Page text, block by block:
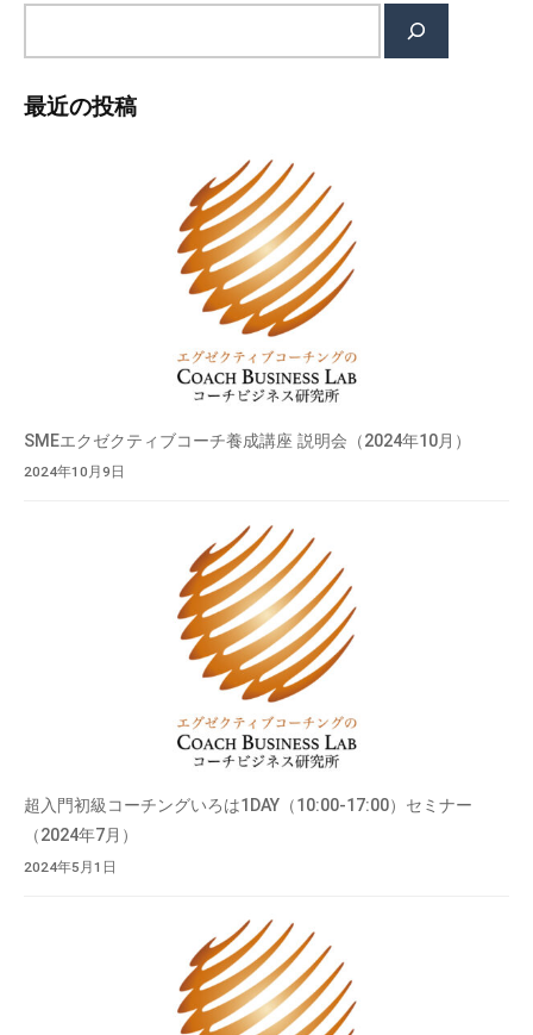
最近の投稿
SMEエクゼクティブコーチ養成講座 説明会（2024年10月）
2024年10月9日
超入門初級コーチングいろは1DAY（10:00-17:00）セミナー
（2024年7月）
2024年5月1日